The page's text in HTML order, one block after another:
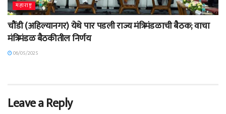
महाराष्ट्र
चौंडी (अहिल्यानगर) येथे पार पडली राज्य मंत्रिमंडळाची बैठक; वाचा
मंत्रिमंडळ बैठकीतील निर्णय
06/05/2025
Leave a Reply